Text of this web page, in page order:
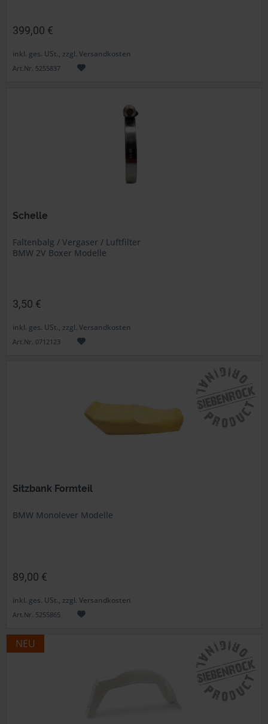
399,00 €
inkl. ges. USt., zzgl. Versandkosten
Art.Nr. 5255837
Schelle
Faltenbalg / Vergaser / Luftfilter
BMW 2V Boxer Modelle
3,50 €
inkl. ges. USt., zzgl. Versandkosten
Art.Nr. 0712123
Sitzbank Formteil
BMW Monolever Modelle
89,00 €
inkl. ges. USt., zzgl. Versandkosten
Art.Nr. 5255865
NEU